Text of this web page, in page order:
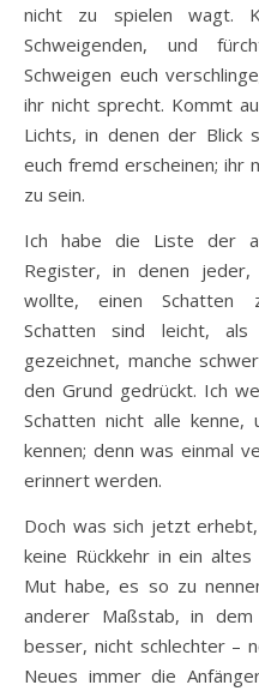
nicht zu spielen wagt.
Schweigenden, und
Schweigen euch
ihr nicht sprecht. Kommt
Lichts, in denen der Blick
euch fremd erscheinen; ihr
zu sein.
Ich habe die Liste der
Register, in denen
wollte, einen Schatten
Schatten sind leicht,
gezeichnet, manche
den Grund gedrückt. Ich
Schatten nicht alle
kennen; denn was einmal
erinnert werden.
Doch was sich jetzt
keine Rückkehr in ein
Mut habe, es so zu
anderer Maßstab, in
besser, nicht schlechter –
Neues immer die